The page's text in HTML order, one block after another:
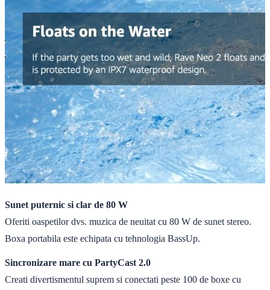
Sunet puternic si clar de 80 W
Oferiti oaspetilor dvs. muzica de neuitat cu 80 W de sunet stereo.
Boxa portabila este echipata cu tehnologia BassUp.
Sincronizare mare cu PartyCast 2.0
Creati divertismentul suprem si conectati peste 100 de boxe cu